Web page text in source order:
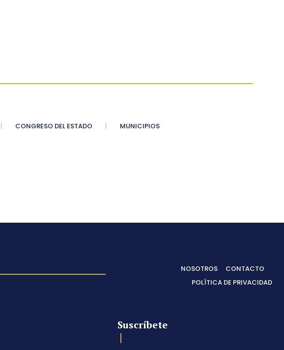
CONGRESO DEL ESTADO MUNICIPIOS
NOSOTROS
CONTACTO
POLÍTICA DE PRIVACIDAD
Suscríbete